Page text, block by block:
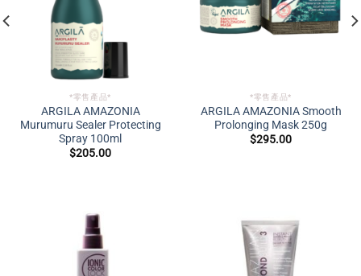
*零售產品*
ARGILA AMAZONIA
Murumuru Sealer Protecting
Spray 100ml
$205.00
*零售產品*
ARGILA AMAZONIA Smooth
Prolonging Mask 250g
$295.00